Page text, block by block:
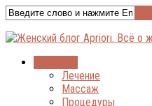
Лечение
Массаж
Процедуры